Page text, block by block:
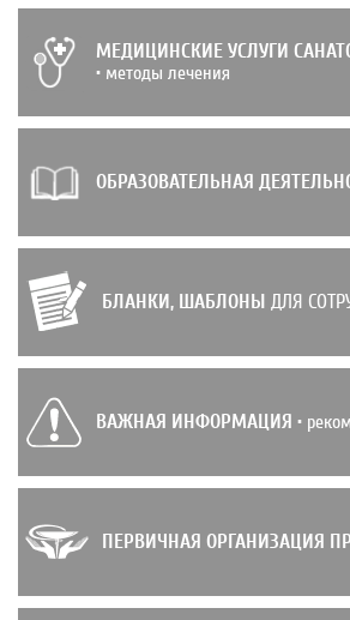
МЕДИЦИНСКИЕ УСЛУГИ
• методы лечения
ОБРАЗОВАТЕЛЬНАЯ
БЛАНКИ, ШАБЛОНЫ ДЛЯ
ВАЖНАЯ ИНФОРМАЦИЯ •
ПЕРВИЧНАЯ ОРГАНИЗАЦИЯ